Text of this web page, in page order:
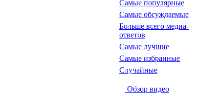
Самые популярные
Самые обсуждаемые
Больше всего медиа-
ответов
Самые лучшие
Самые избранные
Случайные
Обзор видео